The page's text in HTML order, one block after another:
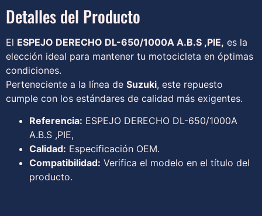
Detalles del Producto
El ESPEJO DERECHO DL-650/1000A A.B.S ,PIE, es la
elección ideal para mantener tu motocicleta en óptimas
condiciones.
Perteneciente a la línea de Suzuki, este repuesto
cumple con los estándares de calidad más exigentes.
Referencia: ESPEJO DERECHO DL-650/1000A
A.B.S ,PIE,
Calidad: Especificación OEM.
Compatibilidad: Verifica el modelo en el título del
producto.